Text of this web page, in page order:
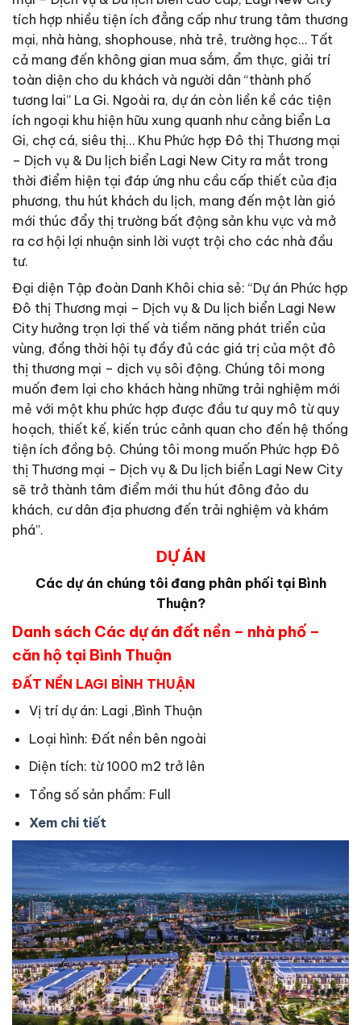
tích hợp nhiều tiện ích đẳng cấp như trung tâm thương
mại, nhà hàng, shophouse, nhà trẻ, trường học… Tất
cả mang đến không gian mua sắm, ẩm thực, giải trí
toàn diện cho du khách và người dân “thành phố
tương lai” La Gi. Ngoài ra, dự án còn liền kề các tiện
ích ngoại khu hiện hữu xung quanh như cảng biển La
Gi, chợ cá, siêu thị… Khu Phức hợp Đô thị Thương mại
– Dịch vụ & Du lịch biển Lagi New City ra mắt trong
thời điểm hiện tại đáp ứng nhu cầu cấp thiết của địa
phương, thu hút khách du lịch, mang đến một làn gió
mới thúc đẩy thị trường bất động sản khu vực và mở
ra cơ hội lợi nhuận sinh lời vượt trội cho các nhà đầu
tư.
Đại diện Tập đoàn Danh Khôi chia sẻ: “Dự án Phức hợp
Đô thị Thương mại – Dịch vụ & Du lịch biển Lagi New
City hưởng trọn lợi thế và tiềm năng phát triển của
vùng, đồng thời hội tụ đầy đủ các giá trị của một đô
thị thương mại – dịch vụ sôi động. Chúng tôi mong
muốn đem lại cho khách hàng những trải nghiệm mới
mẻ với một khu phức hợp được đầu tư quy mô từ quy
hoạch, thiết kế, kiến trúc cảnh quan cho đến hệ thống
tiện ích đồng bộ. Chúng tôi mong muốn Phức hợp Đô
thị Thương mại – Dịch vụ & Du lịch biển Lagi New City
sẽ trở thành tâm điểm mới thu hút đông đảo du
khách, cư dân địa phương đến trải nghiệm và khám
phá”.
DỰ ÁN
Các dự án chúng tôi đang phân phối tại Bình
Thuận?
Danh sách Các dự án đất nền – nhà phố –
căn hộ tại Bình Thuận
ĐẤT NỀN LAGI BÌNH THUẬN
Vị trí dự án: Lagi ,Bình Thuận
Loại hình: Đất nền bên ngoài
Diện tích: từ 1000 m2 trở lên
Tổng số sản phẩm: Full
Xem chi tiết